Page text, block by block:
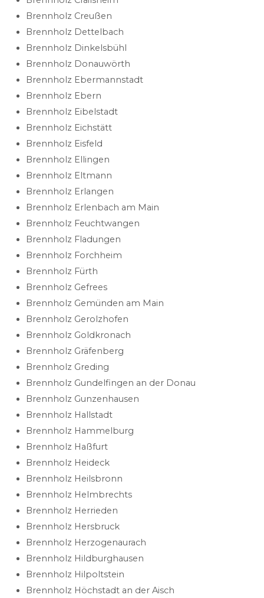
Brennholz Creußen
Brennholz Dettelbach
Brennholz Dinkelsbühl
Brennholz Donauwörth
Brennholz Ebermannstadt
Brennholz Ebern
Brennholz Eibelstadt
Brennholz Eichstätt
Brennholz Eisfeld
Brennholz Ellingen
Brennholz Eltmann
Brennholz Erlangen
Brennholz Erlenbach am Main
Brennholz Feuchtwangen
Brennholz Fladungen
Brennholz Forchheim
Brennholz Fürth
Brennholz Gefrees
Brennholz Gemünden am Main
Brennholz Gerolzhofen
Brennholz Goldkronach
Brennholz Gräfenberg
Brennholz Greding
Brennholz Gundelfingen an der Donau
Brennholz Gunzenhausen
Brennholz Hallstadt
Brennholz Hammelburg
Brennholz Haßfurt
Brennholz Heideck
Brennholz Heilsbronn
Brennholz Helmbrechts
Brennholz Herrieden
Brennholz Hersbruck
Brennholz Herzogenaurach
Brennholz Hildburghausen
Brennholz Hilpoltstein
Brennholz Höchstadt an der Aisch